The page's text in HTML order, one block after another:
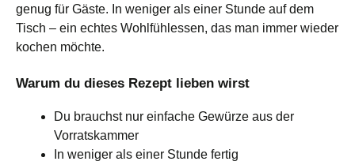
genug für Gäste. In weniger als einer Stunde auf dem
Tisch – ein echtes Wohlfühlessen, das man immer wieder
kochen möchte.
Warum du dieses Rezept lieben wirst
Du brauchst nur einfache Gewürze aus der
Vorratskammer
In weniger als einer Stunde fertig